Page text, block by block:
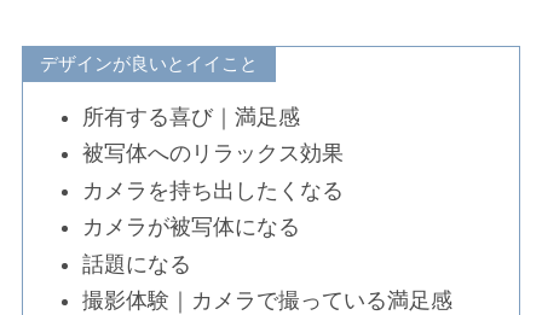
デザインが良いとイイこと
所有する喜び｜満足感
被写体へのリラックス効果
カメラを持ち出したくなる
カメラが被写体になる
話題になる
撮影体験｜カメラで撮っている満足感